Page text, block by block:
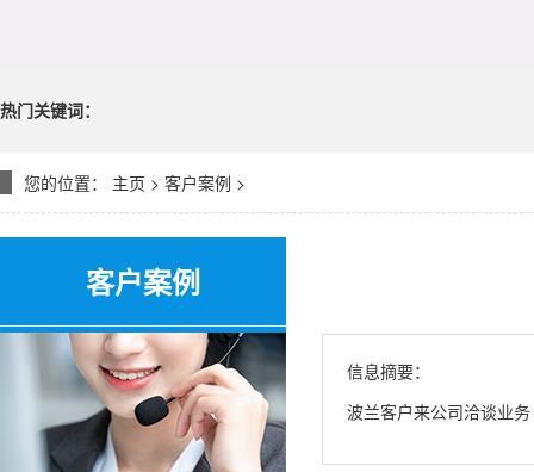
热门关键词：
您的位置： 主页 > 客户案例 >
客户案例
信息摘要：
波兰客户来公司洽谈业务